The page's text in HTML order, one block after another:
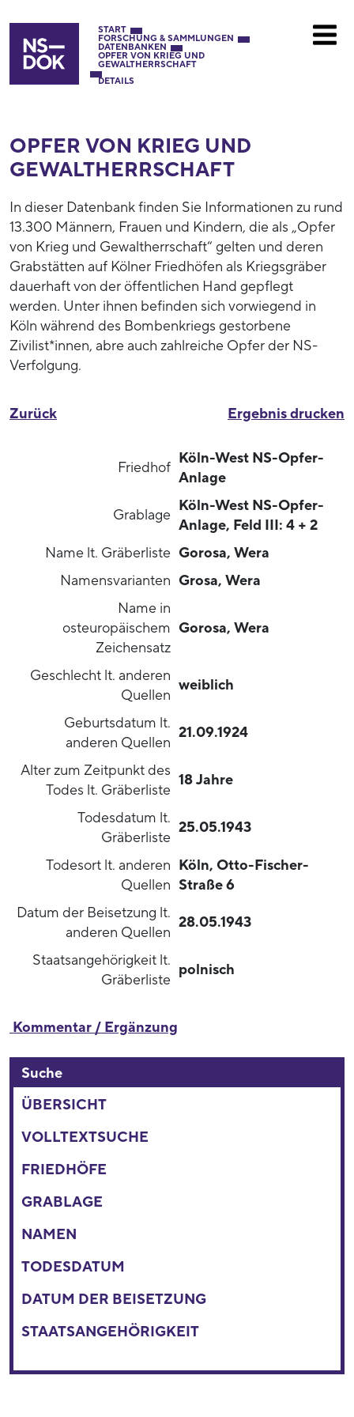
START
FORSCHUNG & SAMMLUNGEN
DATENBANKEN
OPFER VON KRIEG UND
GEWALTHERRSCHAFT
DETAILS
OPFER VON KRIEG UND
GEWALTHERRSCHAFT
In dieser Datenbank finden Sie Informationen zu rund
13.300 Männern, Frauen und Kindern, die als „Opfer
von Krieg und Gewaltherrschaft“ gelten und deren
Grabstätten auf Kölner Friedhöfen als Kriegsgräber
dauerhaft von der öffentlichen Hand gepflegt
werden. Unter ihnen befinden sich vorwiegend in
Köln während des Bombenkriegs gestorbene
Zivilist*innen, abre auch zahlreiche Opfer der NS-
Verfolgung.
Ergebnis drucken
Zurück
Friedhof
Köln-West NS-Opfer-
Anlage
Grablage
Köln-West NS-Opfer-
Anlage, Feld III: 4 + 2
Name lt. Gräberliste Gorosa, Wera
Namensvarianten Grosa, Wera
Name in
osteuropäischem
Zeichensatz
Gorosa, Wera
Geschlecht lt. anderen
Quellen
weiblich
Geburtsdatum lt.
anderen Quellen
21.09.1924
Alter zum Zeitpunkt des
Todes lt. Gräberliste
18 Jahre
Todesdatum lt.
Gräberliste
25.05.1943
Todesort lt. anderen
Quellen
Köln, Otto-Fischer-
Straße 6
Datum der Beisetzung lt.
anderen Quellen
28.05.1943
Staatsangehörigkeit lt.
Gräberliste
polnisch
Kommentar / Ergänzung
Suche
ÜBERSICHT
VOLLTEXTSUCHE
FRIEDHÖFE
GRABLAGE
NAMEN
TODESDATUM
DATUM DER BEISETZUNG
STAATSANGEHÖRIGKEIT